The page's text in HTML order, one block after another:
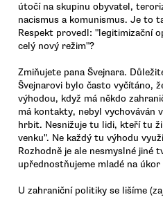
útočí na skupinu obyvatel,
nacismus a komunismus. Je to
Respekt provedl: "legitimizační
celý nový režim"?
Zmiňujete pana Švejnara.
Švejnarovi bylo často vyčítáno,
výhodou, když má někdo
má kontakty, nebyl vychováván
hrbit. Nesnižuje tu lidi, kteří tu
venku". Ne každý tu výhodu
Rozhodně je ale nesmyslné jiné
upřednostňujeme mladé na
U zahraniční politiky se lišíme